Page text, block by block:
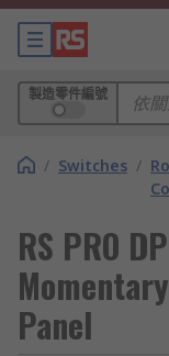
製造零件編號
/ Switches /
RS PRO
Panel